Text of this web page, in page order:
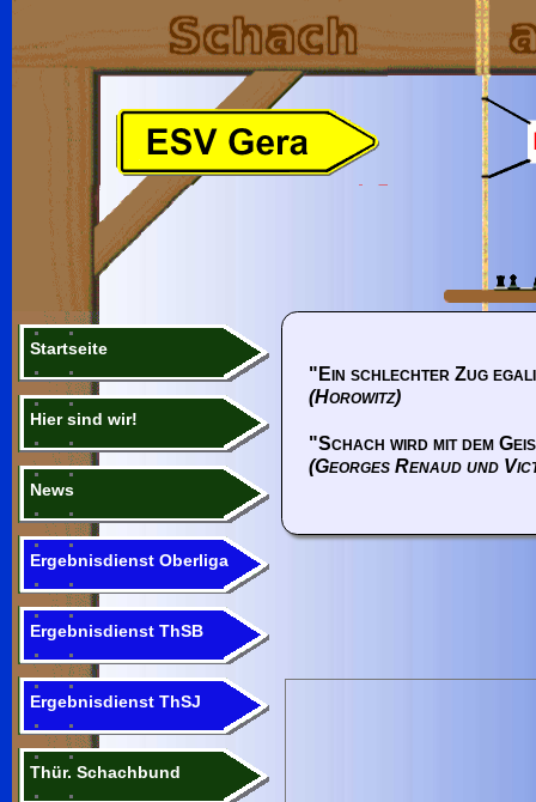
Startseite
Hier sind wir!
News
Ergebnisdienst Oberliga
Ergebnisdienst ThSB
Ergebnisdienst ThSJ
Thür. Schachbund
"Ein schlechter Zug
(Horowitz)
"Schach wird mit dem
(Georges Renaud und